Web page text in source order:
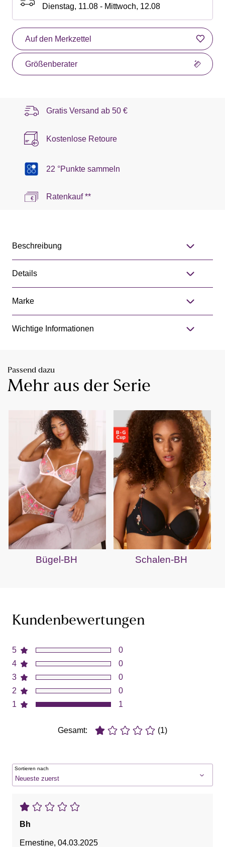
Dienstag, 11.08 - Mittwoch, 12.08
Auf den Merkzettel
Größenberater
Gratis Versand ab 50 €
Kostenlose Retoure
22 °Punkte sammeln
Ratenkauf **
Beschreibung
Details
Marke
Wichtige Informationen
Passend dazu
Mehr aus der Serie
Bügel-BH Schalen-BH
Kundenbewertungen
5
4
3
2
1
0
0
0
0
1
Gesamt: (1)
Sortieren nach
Bh
Ernestine, 04.03.2025